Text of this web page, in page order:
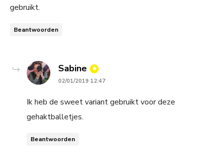
gebruikt.
Beantwoorden
Sabine says:
02/01/2019 12:47
Ik heb de sweet variant gebruikt voor deze
gehaktballetjes.
Beantwoorden